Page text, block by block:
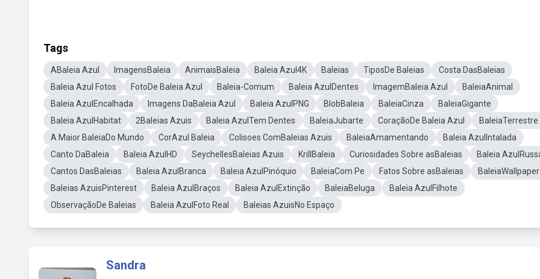
Tags
ABaleia Azul ImagensBaleia AnimaisBaleia Baleia Azul4K Baleias TiposDe Baleias
Costa DasBaleias
Baleia Azul Fotos
FotoDe Baleia Azul Baleia-Comum Baleia AzulDentes ImagemBaleia Azul
BaleiaAnimal
Baleia AzulEncalhada
Imagens DaBaleia Azul Baleia AzulPNG BlobBaleia BaleiaCinza
BaleiaGigante
Baleia AzulHabitat
2Baleias Azuis Baleia AzulTem Dentes BaleiaJubarte CoraçãoDe Baleia Azul
BaleiaTerrestre
A Maior BaleiaDo Mundo
CorAzul Baleia Colisoes ComBaleias Azuis BaleiaAmamentando
Baleia AzulIntalada
Canto DaBaleia
Baleia AzulHD SeychellesBaleias Azuis KrillBaleia Curiosidades Sobre asBaleias
Baleia
Cantos DasBaleias
Baleia AzulBranca Baleia AzulPinóquio BaleiaCom Pe Fatos Sobre asBaleias
BaleiaWallpaper
Baleias AzuisPinterest
Baleia AzulBraços Baleia AzulExtinção BaleiaBeluga
Baleia AzulFilhote
ObservaçãoDe Baleias
Baleia AzulFoto Real Baleias AzuisNo Espaço
Sandra